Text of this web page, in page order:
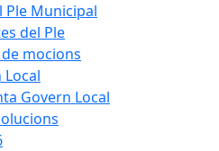
Ple Municipal
del Ple
mocions
Local
Govern Local